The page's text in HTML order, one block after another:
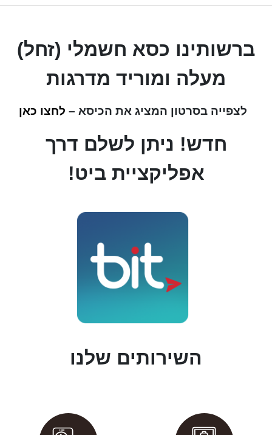
ברשותינו כסא חשמלי (זחל)
מעלה ומוריד מדרגות
לצפייה בסרטון המציג את הכיסא – לחצו כאן
חדש! ניתן לשלם דרך
אפליקציית ביט!
השירותים שלנו